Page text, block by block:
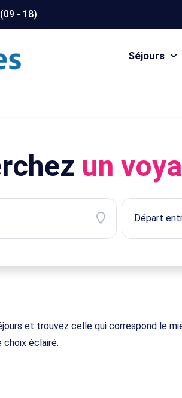
- 18)
Séjours
un
et trouvez celle qui correspond le
éclairé.